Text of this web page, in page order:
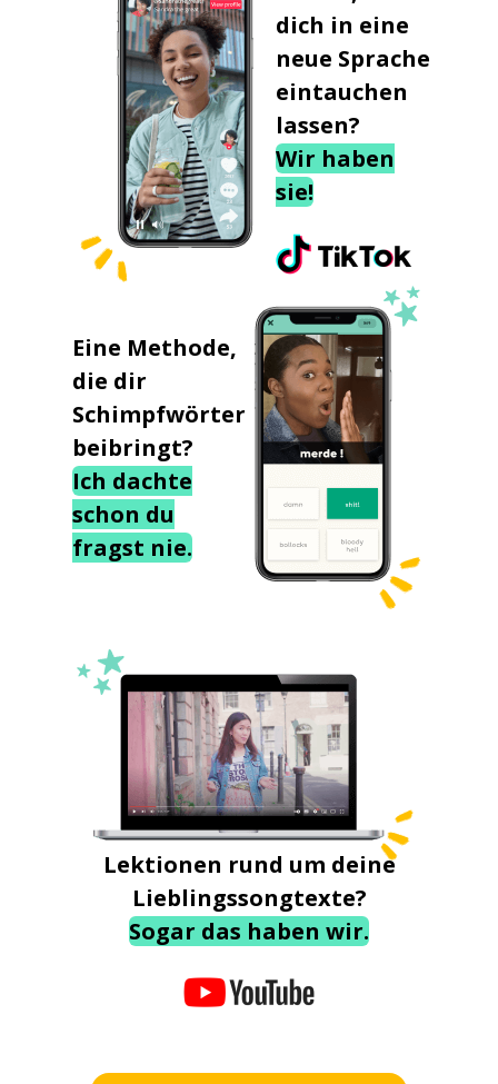
dich in eine
neue Sprache
eintauchen
lassen?
Wir haben
sie!
Eine Methode,
die dir
Schimpfwörter
beibringt?
Ich dachte
schon du
fragst nie.
Lektionen rund um deine
Lieblingssongtexte?
Sogar das haben wir.